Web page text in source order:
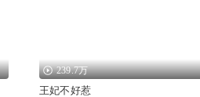
239.7万
王妃不好惹